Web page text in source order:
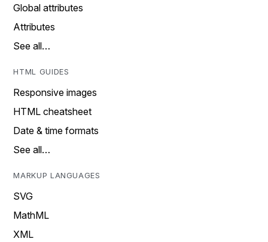
Global attributes
Attributes
See all…
HTML GUIDES
Responsive images
HTML cheatsheet
Date & time formats
See all…
MARKUP LANGUAGES
SVG
MathML
XML